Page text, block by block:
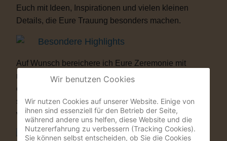
Euch mit Ideen, Inspirationen und vielen kleinen
Details, die Eure Trauung besonders machen.
Besondere Highlights
Auf Wunsch bereichere ich Eure Zeremonie mit
musikalischen oder künstlerischen Elementen. Als
ehemaliger Musicaldarsteller und Sänger entstehen
so Momente, die Eure Gäste garantiert nicht
vergessen werden.
Warum eine Freie Trauung?
Wir benutzen Cookies
Wir nutzen Cookies auf unserer Website. Einige von
ihnen sind essenziell für den Betrieb der Seite,
während andere uns helfen, diese Website und die
Nutzererfahrung zu verbessern (Tracking Cookies).
Sie können selbst entscheiden, ob Sie die Cookies